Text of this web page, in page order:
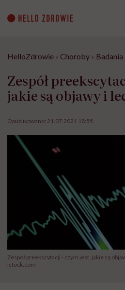
content
HelloZdrowie › Choroby › Badania
Zespół
jakie są objawy i
Opublikowano: 21.07.2021 18:55
Zespół preekscytacji - czym jest, jakie są
Istock.com